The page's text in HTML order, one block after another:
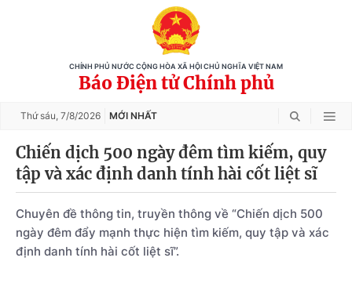
CHÍNH PHỦ NƯỚC CỘNG HÒA XÃ HỘI CHỦ NGHĨA VIỆT NAM
Báo Điện tử Chính phủ
Thứ sáu, 7/8/2026 MỚI NHẤT
Chiến dịch 500 ngày đêm tìm kiếm, quy
tập và xác định danh tính hài cốt liệt sĩ
Chuyên đề thông tin, truyền thông về “Chiến dịch 500
ngày đêm đẩy mạnh thực hiện tìm kiếm, quy tập và xác
định danh tính hài cốt liệt sĩ”.